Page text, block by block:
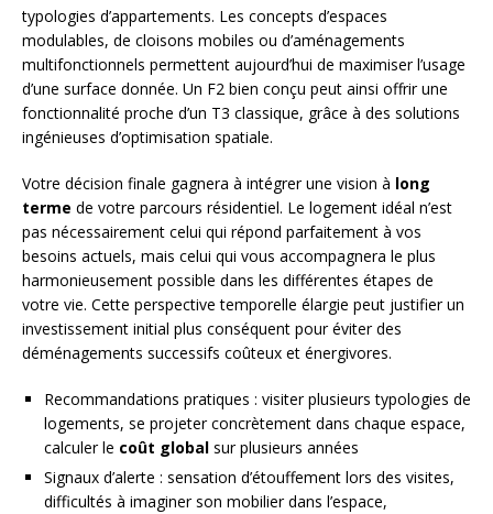
typologies d’appartements. Les concepts d’espaces
modulables, de cloisons mobiles ou d’aménagements
multifonctionnels permettent aujourd’hui de maximiser l’usage
d’une surface donnée. Un F2 bien conçu peut ainsi offrir une
fonctionnalité proche d’un T3 classique, grâce à des solutions
ingénieuses d’optimisation spatiale.
Votre décision finale gagnera à intégrer une vision à long
terme de votre parcours résidentiel. Le logement idéal n’est
pas nécessairement celui qui répond parfaitement à vos
besoins actuels, mais celui qui vous accompagnera le plus
harmonieusement possible dans les différentes étapes de
votre vie. Cette perspective temporelle élargie peut justifier un
investissement initial plus conséquent pour éviter des
déménagements successifs coûteux et énergivores.
Recommandations pratiques : visiter plusieurs typologies de
logements, se projeter concrètement dans chaque espace,
calculer le coût global sur plusieurs années
Signaux d’alerte : sensation d’étouffement lors des visites,
difficultés à imaginer son mobilier dans l’espace,